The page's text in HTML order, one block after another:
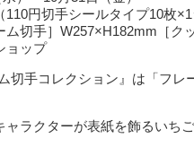
円切手シールタイプ10枚
切手］W257×H182mm［ク
ョップ
切手コレクション』は「フ
ラクターが表紙を飾るいち